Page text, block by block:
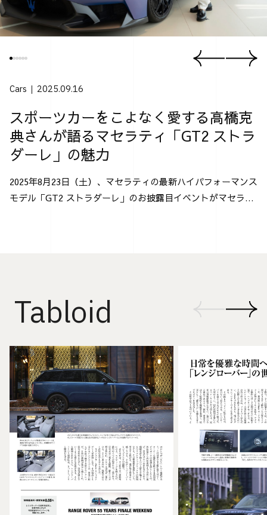
Cars 2025.09.16
スポーツカーをこよなく愛する高橋克
典さんが語るマセラティ「GT2 ストラ
ダーレ」の魅力
2025年8月23日（土）、マセラティの最新ハイパフォーマンス
モデル「GT2 ストラダーレ」のお披露目イベントがマセラテ
Tabloid